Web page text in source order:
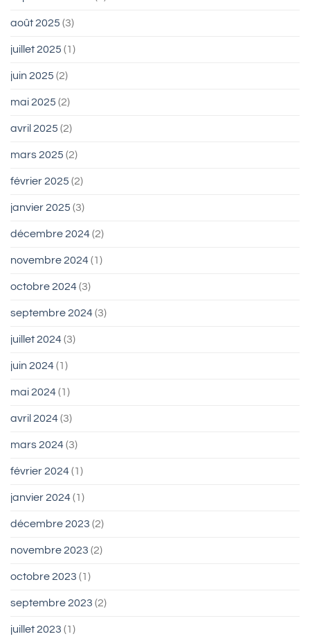
août 2025 (3)
juillet 2025 (1)
juin 2025 (2)
mai 2025 (2)
avril 2025 (2)
mars 2025 (2)
février 2025 (2)
janvier 2025 (3)
décembre 2024(2)
novembre 2024(1)
octobre 2024(3)
septembre 2024(3)
juillet 2024(3)
juin 2024(1)
mai 2024(1)
avril 2024(3)
mars 2024(3)
février 2024(1)
janvier 2024(1)
décembre 2023 (2)
novembre 2023 (2)
octobre 2023 (1)
septembre 2023 (2)
juillet 2023 (1)